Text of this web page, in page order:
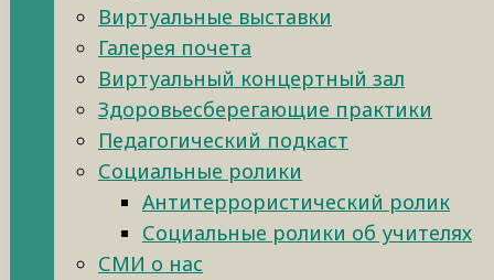
Виртуальные выставки
Галерея почета
Виртуальный концертный зал
Здоровьесберегающие практики
Педагогический подкаст
Социальные ролики
Антитеррористический ролик
Социальные ролики об учителях
СМИ о нас